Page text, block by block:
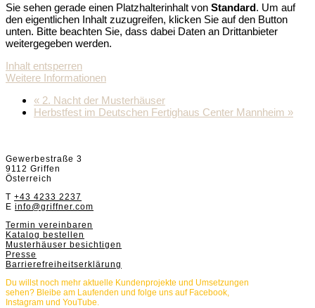
Sie sehen gerade einen Platzhalterinhalt von Standard. Um auf
den eigentlichen Inhalt zuzugreifen, klicken Sie auf den Button
unten. Bitte beachten Sie, dass dabei Daten an Drittanbieter
weitergegeben werden.
Inhalt entsperren
Weitere Informationen
« 2. Nacht der Musterhäuser
Herbstfest im Deutschen Fertighaus Center Mannheim »
Gewerbestraße 3
9112 Griffen
Österreich
T +43 4233 2237
E info@griffner.com
Termin vereinbaren
Katalog bestellen
Musterhäuser besichtigen
Presse
Barrierefreiheitserklärung
Du willst noch mehr aktuelle Kundenprojekte und Umsetzungen
sehen? Bleibe am Laufenden und folge uns auf Facebook,
Instagram und YouTube.